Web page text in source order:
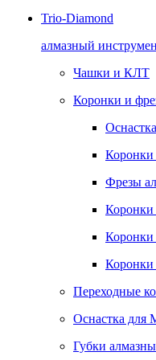
Trio-Diamond
алмазный
Чашки и КЛТ
Коронки и
Коронки
Фрезы
Коронки
Коронки
Коронки
Переходные
Оснастка
Губки